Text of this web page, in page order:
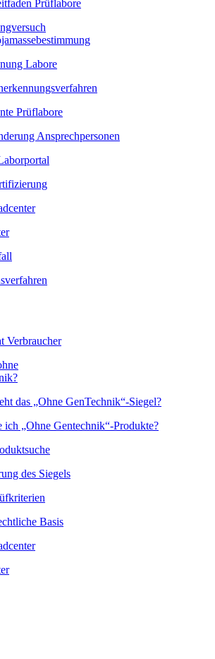
Prüflabore
Labore
Prüflabore
Ansprechpersonen
Verbraucher
das „Ohne GenTechnik“-Siegel?
ich „Ohne Gentechnik“-Produkte?
des Siegels
Basis